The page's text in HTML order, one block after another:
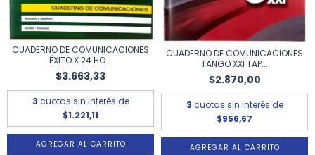
CUADERNO DE COMUNICACIONES
ÉXITO X 24 HO...
$3.663,33
3 cuotas sin interés de
$1.221,11
CUADERNO DE COMUNICACIONES
TANGO XXI TAP...
$2.870,00
3 cuotas sin interés de
$956,67